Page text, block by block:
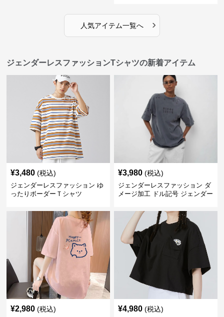
人気アイテム一覧へ ›
ジェンダーレスファッションTシャツの新着アイテム
¥3,480 (税込)
ジェンダーレスファッション ゆ
ったりボーダーＴシャツ
¥3,980 (税込)
ジェンダーレスファッション ダ
メージ加工 ドル記号 ジェンダー
¥2,980 (税込) ¥4,980 (税込)